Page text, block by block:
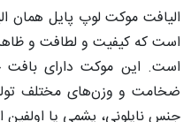
الیافت موکت لوپ پایل همان
است که کیفیت و لطافت و
است. این موکت دارای
ضخامت و وزن‌های مختلف